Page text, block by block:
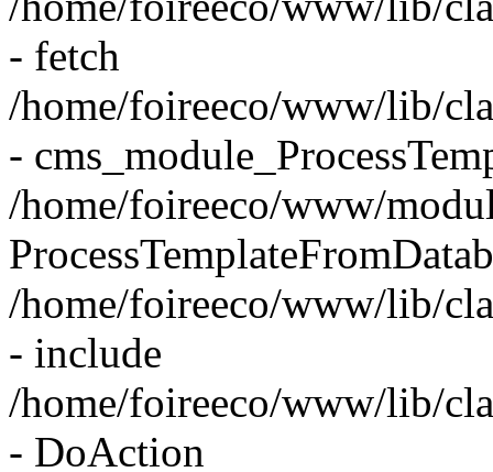
- fetch
/home/foireeco/www/lib/
-
/home/foireeco/www/
/home/foireeco/www/lib/
- include
/home/foireeco/www/lib/
- DoAction